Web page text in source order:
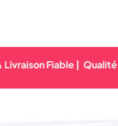
Fiable | Qualité